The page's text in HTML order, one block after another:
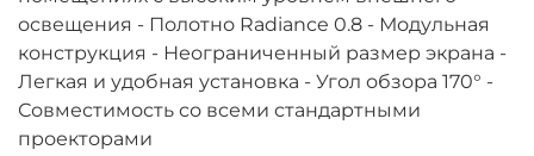
освещения - Полотно Radiance 0.8 - Модульная
конструкция - Неограниченный размер экрана -
Легкая и удобная установка - Угол обзора 170° -
Совместимость со всеми стандартными
проекторами